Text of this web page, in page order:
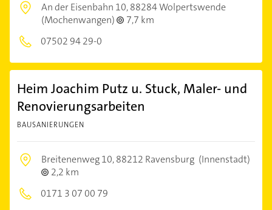
An der Eisenbahn 10,88284 Wolpertswende
(Mochenwangen)
7,7 km
07502 94 29-0
Heim Joachim Putz u. Stuck, Maler- und
Renovierungsarbeiten
BAUSANIERUNGEN
Breitenenweg 10,88212 Ravensburg (Innenstadt)
2,2 km
0171 3 07 00 79